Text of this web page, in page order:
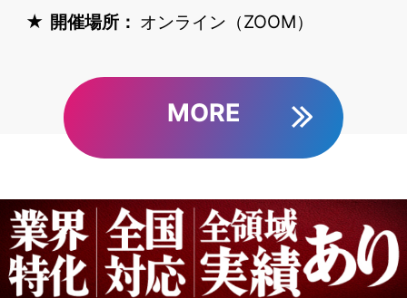
開催場所： オンライン（ZOOM）
MORE